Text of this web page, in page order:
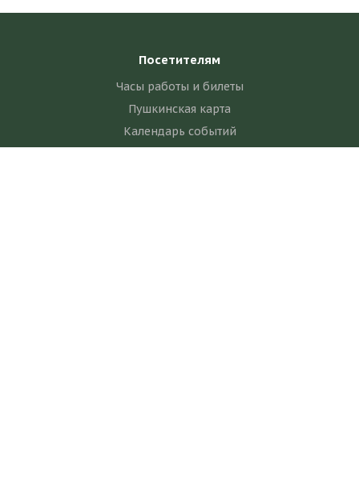
Посетителям
Часы работы и билеты
Пушкинская карта
Календарь событий
(cookie, данные об IP адресе, и местоположении). Если, прочитав
это сообщение, вы остаетесь на нашем сайте, это означает, что вы
не против использования данных технологий. Больше информации